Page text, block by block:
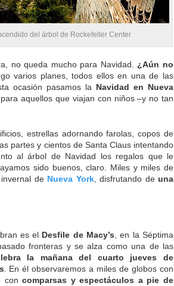
del árbol de Rockefeller Center
no queda mucho para Navidad. ¿Aún no
varios planes, todos ellos en una de las
ocasión pasamos la Navidad en Nueva
aquellos que viajan con niños –y no tan
estrellas adornando farolas, copos de
partes y cientos de Santa Claus intentando
al árbol de Navidad los regalos que le
sido buenos, claro. Miles y miles de
de Nueva York, disfrutando deuna
es el Desfile de Macy’s, en la Séptima
fronteras y se alza como una de las
la mañana del cuarto jueves de
. En él observaremos a miles de globos con
concomparsas y espectáculos a pie de